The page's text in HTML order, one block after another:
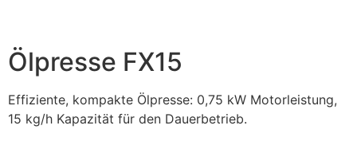
Ölpresse FX15
Effiziente, kompakte Ölpresse: 0,75 kW Motorleistung,
15 kg/h Kapazität für den Dauerbetrieb.